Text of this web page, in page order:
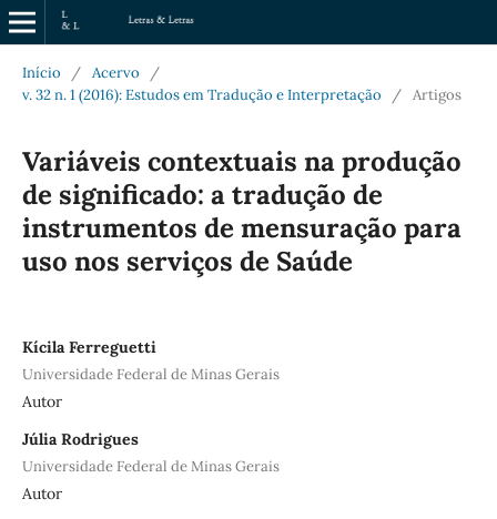
Início / Acervo
/
v. 32 n. 1 (2016): Estudos em Tradução e Interpretação
/ Artigos
Variáveis contextuais na produção
de significado: a tradução de
instrumentos de mensuração para
uso nos serviços de Saúde
Kícila Ferreguetti
Universidade Federal de Minas Gerais
Autor
Júlia Rodrigues
Universidade Federal de Minas Gerais
Autor